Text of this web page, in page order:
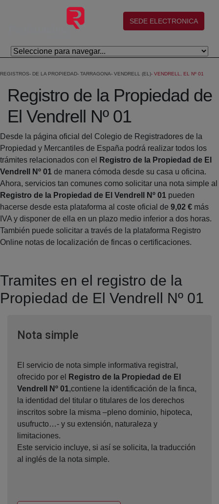
Salta al contingut principal
(abre en nueva ventana)
SEDE ELECTRONICA
REGISTROS DE LA PROPIEDAD TARRAGONA VENDRELL (EL) VENDRELL, EL Nº 01
Registro de la Propiedad de
El Vendrell Nº 01
Desde la página oficial del Colegio de Registradores de la
Propiedad y Mercantiles de España podrá realizar todos los
trámites relacionados con el
Registro de la Propiedad de El
Vendrell Nº 01 de manera cómoda desde su casa u oficina.
Ahora, servicios tan comunes como solicitar una nota simple al
Registro de la Propiedad de El Vendrell Nº 01 pueden
hacerse desde esta plataforma al coste oficial de 9,02 € más
IVA y disponer de ella en un plazo medio inferior a dos horas.
También puede solicitar a través de la plataforma Registro
Online notas de localización de fincas o certificaciones.
Tramites en el registro de la
Propiedad de El Vendrell Nº 01
Nota simpleVentana nueva
El servicio de nota simple informativa registral,
ofrecido por el
Registro de la Propiedad de El
Vendrell Nº 01,contiene la identificación de la finca,
la identidad del titular o titulares de los derechos
inscritos sobre la misma –pleno dominio, hipoteca,
usufructo…- y su extensión, naturaleza y
limitaciones.
Este servicio incluye, si así se solicita, la traducción
al inglés de la nota simple.